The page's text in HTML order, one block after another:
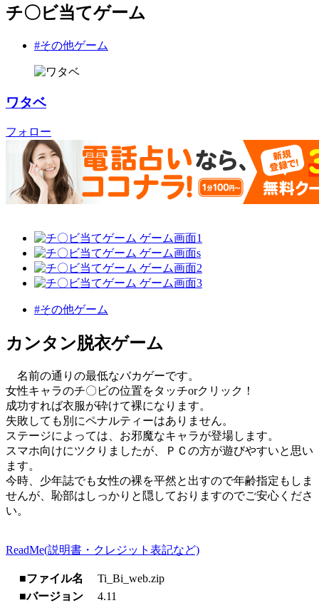
チ〇ビ当てゲーム
#その他ゲーム
ワタベ
フォロー
#その他ゲーム
カンタン脱衣ゲーム
名前の通りの最低なバカゲーです。
女性キャラのチ〇ビの位置をタッチorクリック！
成功すれば衣服が砕けて裸になります。
失敗しても別にペナルティーはありません。
ステージによっては、お邪魔なキャラが登場します。
スマホ向けにツクりましたが、ＰＣの方が遊びやすいと思い
ます。
今時、少年誌でも女性の裸を平然と出すので年齢指定もしま
せんが、恥部はしっかりと隠しておりますのでご安心くださ
い。
ReadMe(説明書・クレジット表記など)
■ファイル名
Ti_Bi_web.zip
■バージョン
4.11